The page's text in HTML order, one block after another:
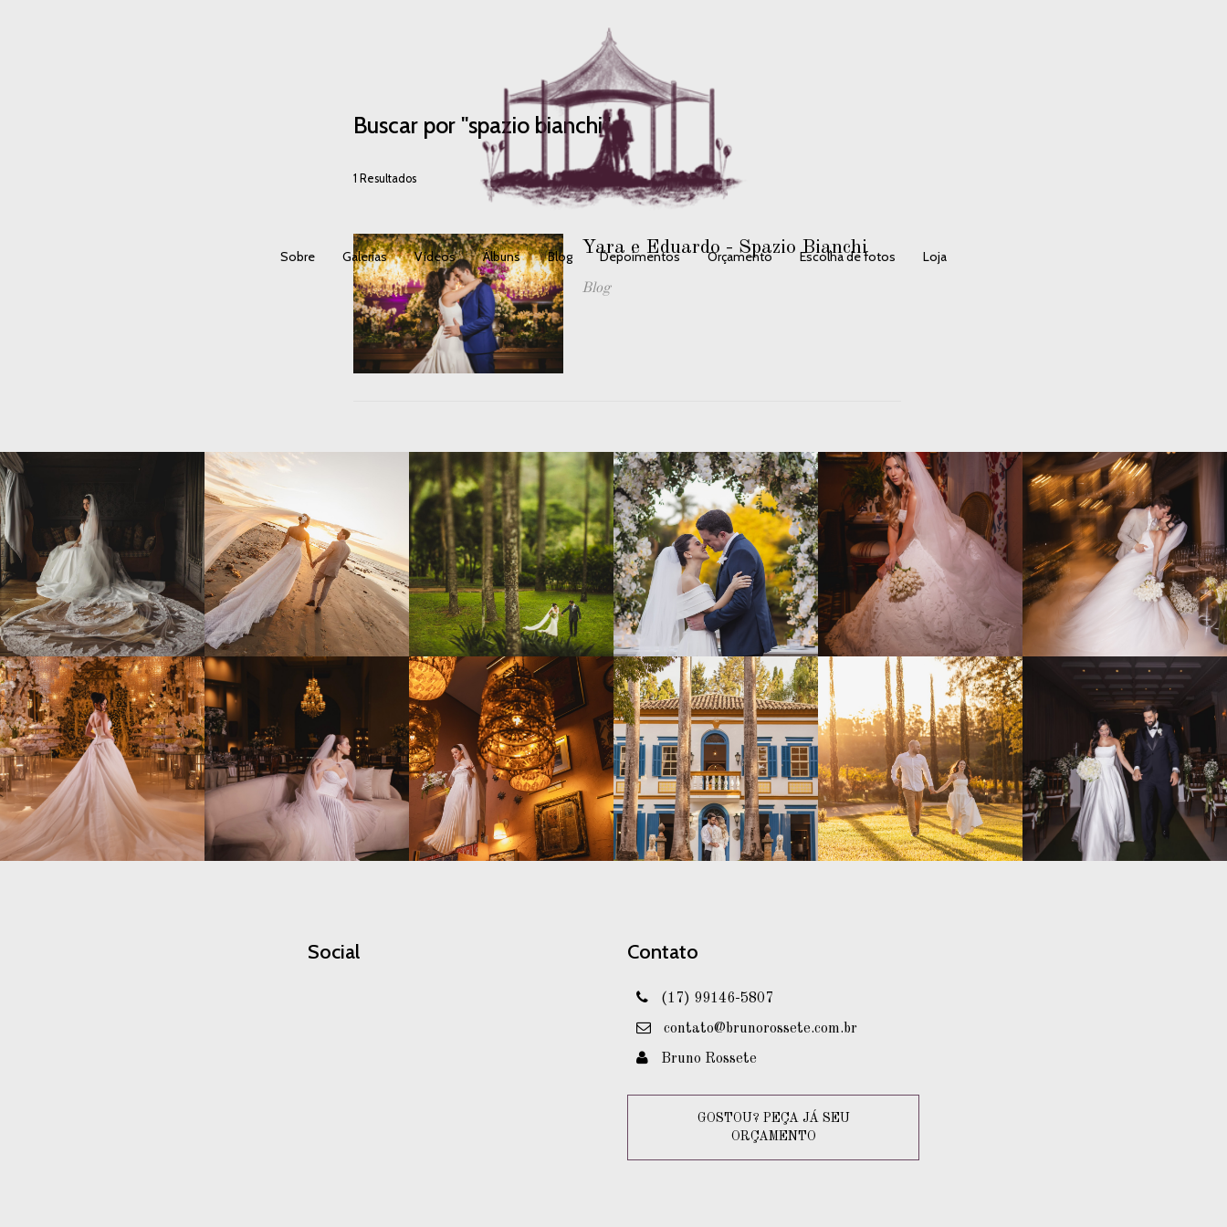
Sobre Galerias Vídeos Álbuns Blog Depoimentos Orçamento Escolha de fotos Loja
Buscar por "spazio bianchi"
1 Resultados
Yara e Eduardo - Spazio Bianchi
Blog
Social Contato
(17) 99146-5807
contato@brunorossete.com.br
Bruno Rossete
GOSTOU? PEÇA JÁ SEU
ORÇAMENTO